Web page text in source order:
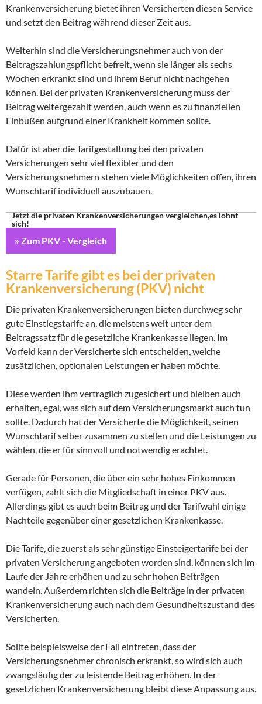
Krankenversicherung bietet ihren Versicherten diesen Service
und setzt den Beitrag während dieser Zeit aus.
Weiterhin sind die Versicherungsnehmer auch von der
Beitragszahlungspflicht befreit, wenn sie länger als sechs
Wochen erkrankt sind und ihrem Beruf nicht nachgehen
können. Bei der privaten Krankenversicherung muss der
Beitrag weitergezahlt werden, auch wenn es zu finanziellen
Einbußen aufgrund einer Krankheit kommen sollte.
Dafür ist aber die Tarifgestaltung bei den privaten
Versicherungen sehr viel flexibler und den
Versicherungsnehmern stehen viele Möglichkeiten offen, ihren
Wunschtarif individuell auszubauen.
Jetzt die privaten Krankenversicherungen vergleichen,es lohnt
sich!
» Zum PKV - Vergleich
Starre Tarife gibt es bei der privaten
Krankenversicherung (PKV) nicht
Die privaten Krankenversicherungen bieten durchweg sehr
gute Einstiegstarife an, die meistens weit unter dem
Beitragssatz für die gesetzliche Krankenkasse liegen. Im
Vorfeld kann der Versicherte sich entscheiden, welche
zusätzlichen, optionalen Leistungen er haben möchte.
Diese werden ihm vertraglich zugesichert und bleiben auch
erhalten, egal, was sich auf dem Versicherungsmarkt auch tun
sollte. Dadurch hat der Versicherte die Möglichkeit, seinen
Wunschtarif selber zusammen zu stellen und die Leistungen zu
wählen, die er für sinnvoll und notwendig erachtet.
Gerade für Personen, die über ein sehr hohes Einkommen
verfügen, zahlt sich die Mitgliedschaft in einer PKV aus.
Allerdings gibt es auch beim Beitrag und der Tarifwahl einige
Nachteile gegenüber einer gesetzlichen Krankenkasse.
Die Tarife, die zuerst als sehr günstige Einsteigertarife bei der
privaten Versicherung angeboten worden sind, können sich im
Laufe der Jahre erhöhen und zu sehr hohen Beiträgen
wandeln. Außerdem richten sich die Beiträge in der privaten
Krankenversicherung auch nach dem Gesundheitszustand des
Versicherten.
Sollte beispielsweise der Fall eintreten, dass der
Versicherungsnehmer chronisch erkrankt, so wird sich auch
zwangsläufig der zu leistende Beitrag erhöhen. In der
gesetzlichen Krankenversicherung bleibt diese Anpassung aus.